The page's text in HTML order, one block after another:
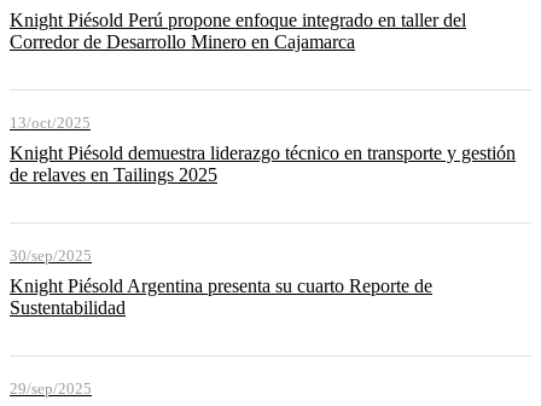
Knight Piésold Perú propone enfoque integrado en taller del
Corredor de Desarrollo Minero en Cajamarca
13/oct/2025
Knight Piésold demuestra liderazgo técnico en transporte y gestión
de relaves en Tailings 2025
30/sep/2025
Knight Piésold Argentina presenta su cuarto Reporte de
Sustentabilidad
29/sep/2025